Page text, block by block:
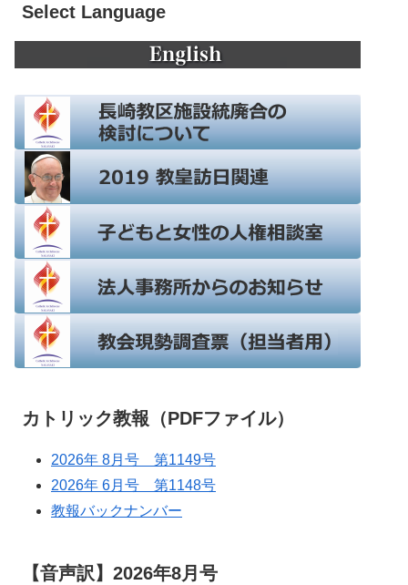
Select Language
カトリック教報（PDFファイル）
2026年 8月号 第1149号
2026年 6月号 第1148号
教報バックナンバー
【音声訳】2026年8月号